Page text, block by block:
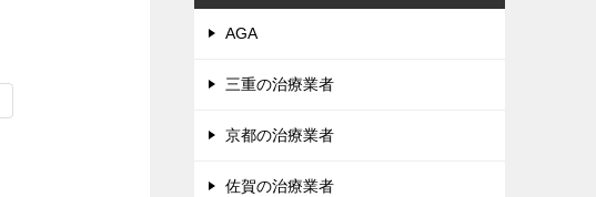
AGA
三重の治療業者
京都の治療業者
佐賀の治療業者